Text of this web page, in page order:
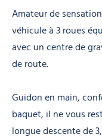
Amateur de
véhicule à 3 roues
avec un centre de
de route.
Guidon en main,
baquet, il ne vous
longue descente de